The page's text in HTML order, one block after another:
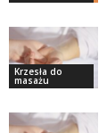
Krzesła do
masażu